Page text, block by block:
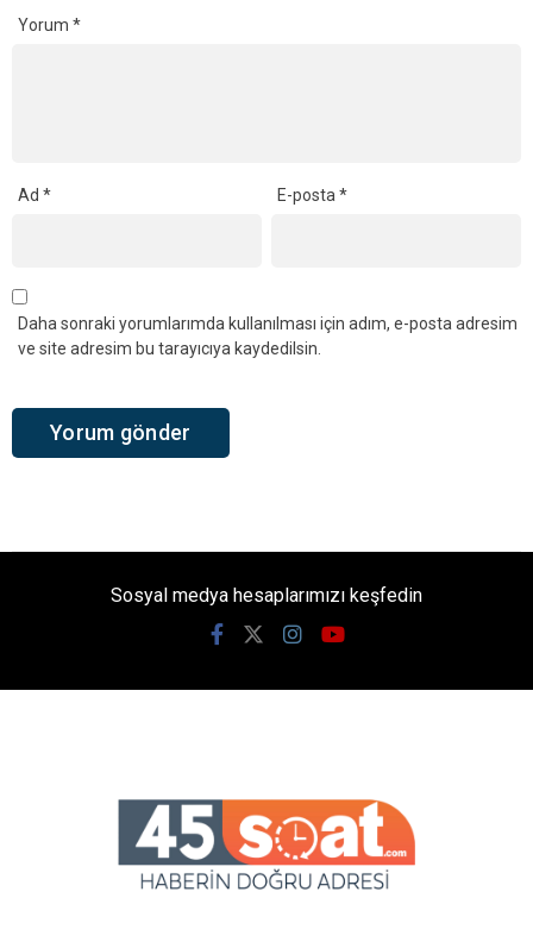
Yorum *
Ad * E-posta*
Daha sonraki yorumlarımda kullanılması için adım, e-posta adresim
ve site adresim bu tarayıcıya kaydedilsin.
Sosyal medya hesaplarımızı keşfedin